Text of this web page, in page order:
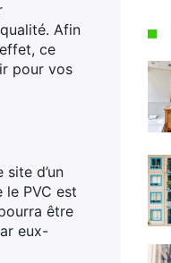
Afin
ce
pour vos
d’un
le PVC est
être
eux-